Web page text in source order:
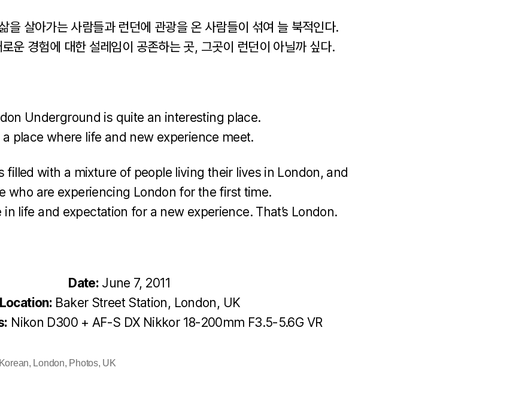
을 살아가는 사람들과 런던에 관광을 온 사람들이 섞여 늘 북적인다.
운 경험에 대한 설레임이 공존하는 곳, 그곳이 런던이 아닐까 싶다.
Underground is quite an interesting place.
a place where life and new experience meet.
filled with a mixture of people living their lives in London, and
who are experiencing London for the first time.
life and expectation for a new experience. That’s London.
Date: June 7, 2011
Location: Baker Street Station, London, UK
Nikon D300 + AF-S DX Nikkor 18-200mm F3.5-5.6G VR
Korean, London, Photos, UK